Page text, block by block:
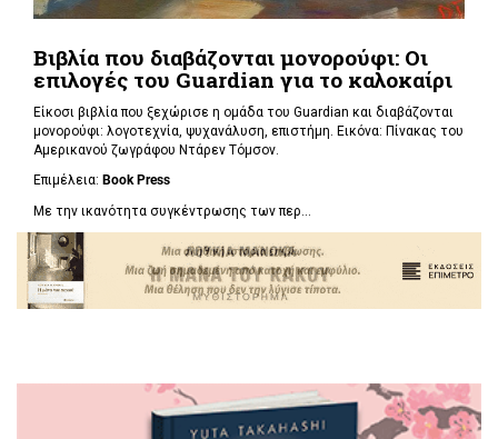
Βιβλία που διαβάζονται μονορούφι: Οι
επιλογές του Guardian για το καλοκαίρι
Είκοσι βιβλία που ξεχώρισε η ομάδα του Guardian και διαβάζονται
μονορούφι: λογοτεχνία, ψυχανάλυση, επιστήμη. Εικόνα: Πίνακας του
Αμερικανού ζωγράφου Ντάρεν Τόμσον.
Επιμέλεια: Book Press
Με την ικανότητα συγκέντρωσης των περ...